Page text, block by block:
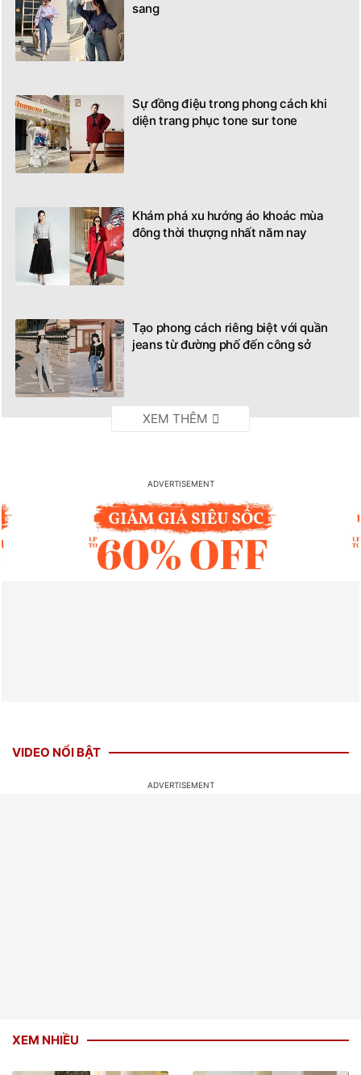
sang
Sự đồng điệu trong phong cách khi
diện trang phục tone sur tone
Khám phá xu hướng áo khoác mùa
đông thời thượng nhất năm nay
Tạo phong cách riêng biệt với quần
jeans từ đường phố đến công sở
VIDEO NỔI BẬT
XEM NHIỀU